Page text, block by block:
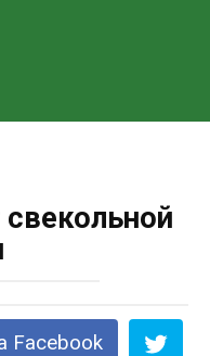
Facebook